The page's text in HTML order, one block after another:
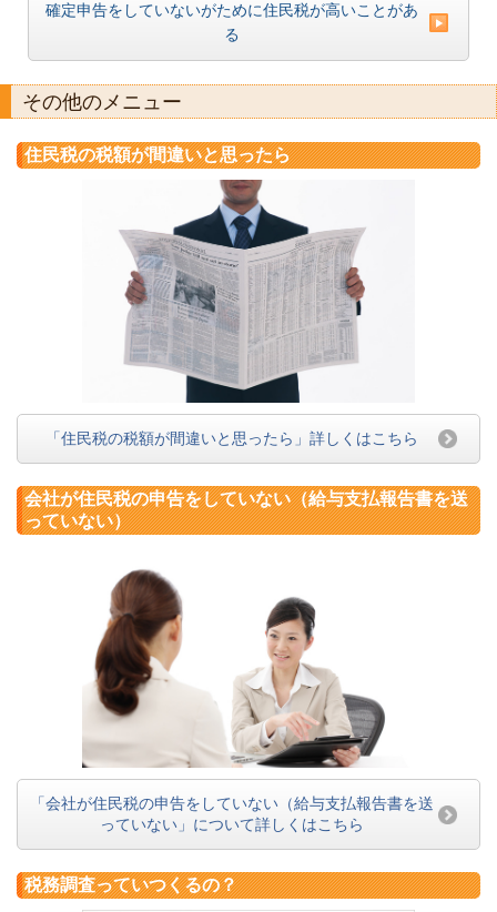
確定申告をしていないがために住民税が高いことがあ
る
その他のメニュー
住民税の税額が間違いと思ったら
「住民税の税額が間違いと思ったら」詳しくはこちら
会社が住民税の申告をしていない（給与支払報告書を送
っていない）
「会社が住民税の申告をしていない（給与支払報告書を送
っていない」について詳しくはこちら
税務調査っていつくるの？